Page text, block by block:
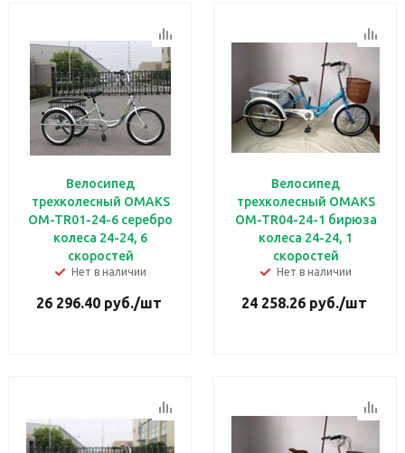
Велосипед
трехколесный OMAKS
OM-TR01-24-6 серебро
колеса 24-24, 6
скоростей
Нет в наличии
26 296.40руб./шт
Велосипед
трехколесный OMAKS
OM-TR04-24-1 бирюза
колеса 24-24, 1
скоростей
Нет в наличии
24 258.26руб./шт